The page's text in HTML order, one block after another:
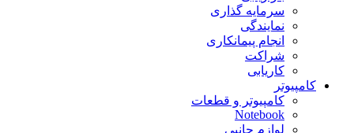
سرمایه گذاری
نمایندگی
انجام پیمانکاری
شراکت
کاریابی
کامپیوتر
کامپیوتر و قطعات
Notebook
لوازم جانبی